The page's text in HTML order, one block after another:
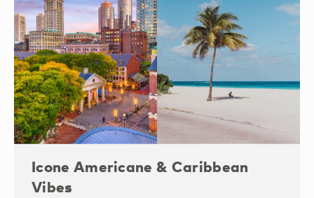
Icone Americane & Caribbean
Vibes